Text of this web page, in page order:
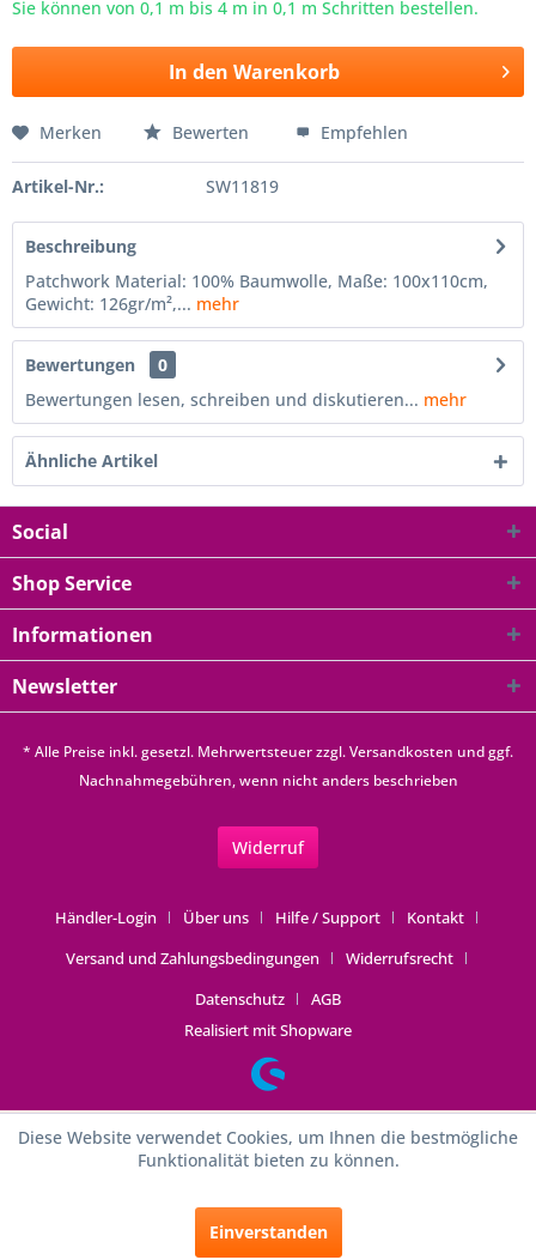
Sie können von 0,1 m bis 4 m in 0,1 m Schritten bestellen.
In den Warenkorb
Merken Bewerten Empfehlen
Artikel-Nr.: SW11819
Beschreibung
Patchwork Material: 100% Baumwolle, Maße: 100x110cm,
Gewicht: 126gr/m²,... mehr
Bewertungen
0
Bewertungen lesen, schreiben und diskutieren... mehr
Ähnliche Artikel
Social
Shop Service
Informationen
Newsletter
* Alle Preise inkl. gesetzl. Mehrwertsteuer zzgl.Versandkosten und ggf.
Nachnahmegebühren, wenn nicht anders beschrieben
Widerruf
Händler-Login Über uns Hilfe / Support
Kontakt
Versand und Zahlungsbedingungen
Widerrufsrecht
Datenschutz
AGB
Realisiert mit Shopware
Diese Website verwendet Cookies, um Ihnen die bestmögliche
Funktionalität bieten zu können.
Einverstanden